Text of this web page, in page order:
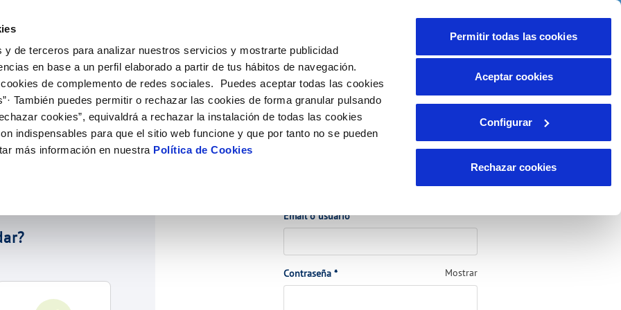
y de terceros para analizar nuestros servicios y mostrarte publicidad
en base a un perfil elaborado a partir de tus hábitos de navegación.
de complemento de redes sociales. Puedes aceptar todas las cookies
También puedes permitir o rechazar las cookies de forma granular pulsando
cookies”, equivaldrá a rechazar la instalación de todas las cookies
indispensables para que el sitio web funcione y que por tanto no se pueden
más información en nuestra Política de Cookies
Aceptar cookies
Configurar
Rechazar cookies
Permitir todas las cookies
Cambio de titular
de suministro
MODIFICACIÓN DE DATOS
Actualizar datos bancarios
Actualizar datos de domicilio
INCIDENCIAS
Comunica anomalías o posibles
fraudes
Tu Servicio
AL CLIENTE
contacto
interés
y afectaciones
COMPROMISO DE SERVICIO
Customer Counsel (Defensa del cliente)
Normativa del servicio
Tu Agua
del agua
ACTUACIONES EN LA RED
CUIDADOS DEL AGUA
Consejos de ahorro
Conócenos
DE GESTIÓN Y CERTIFICADOS
CONTRATACIÓN
Condiciones Generales de Contratación
Contrataciones
Nuestros compromisos Área de clientes
Accede a tu cuenta
Email o usuario*(Obligatorio)
Contraseña *(Obligatorio) Mostrar